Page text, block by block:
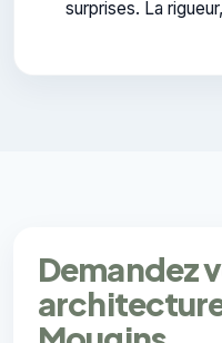
surprises. La
Demandez